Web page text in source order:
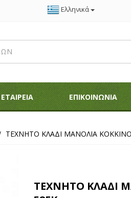
Ελληνικά
ΕΤΑΙΡΕΙΑ ΕΠΙΚΟΙΝΩΝΙΑ
ΤΕΧΝΗΤΟ ΚΛΑΔΙ ΜΑΝΟΛΙΑ
ΤΕΧΝΗΤΟ ΚΛΑΔΙ